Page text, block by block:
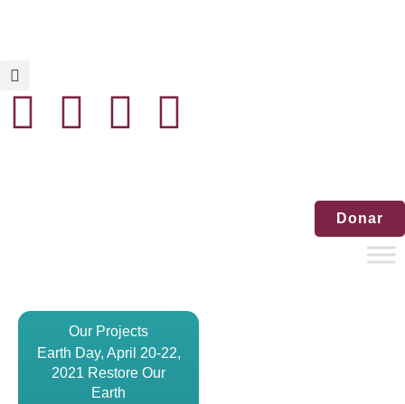
Donar
Our Projects
Earth Day, April 20-22,
2021 Restore Our
Earth